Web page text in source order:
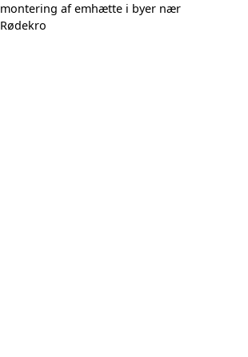
montering af emhætte i byer nær
Rødekro